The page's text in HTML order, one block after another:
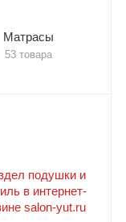
Матрасы
53 товара